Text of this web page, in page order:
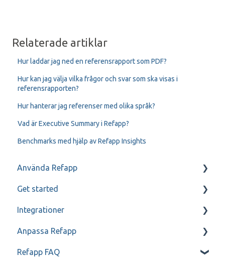
Relaterade artiklar
Hur laddar jag ned en referensrapport som PDF?
Hur kan jag välja vilka frågor och svar som ska visas i
referensrapporten?
Hur hanterar jag referenser med olika språk?
Vad är Executive Summary i Refapp?
Benchmarks med hjälp av Refapp Insights
Använda Refapp
Kandidat- och referenskommunikation
Referenssamtal
Get started
Mitt Refapp
Integrationer
Teamtailor
Jobylon
Anpassa Refapp
Enbart för administratörer
Refapp FAQ